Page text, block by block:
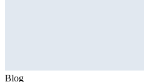
Blog